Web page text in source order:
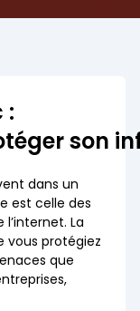
:
son
dans un
est celle des
La
vous protégiez
que